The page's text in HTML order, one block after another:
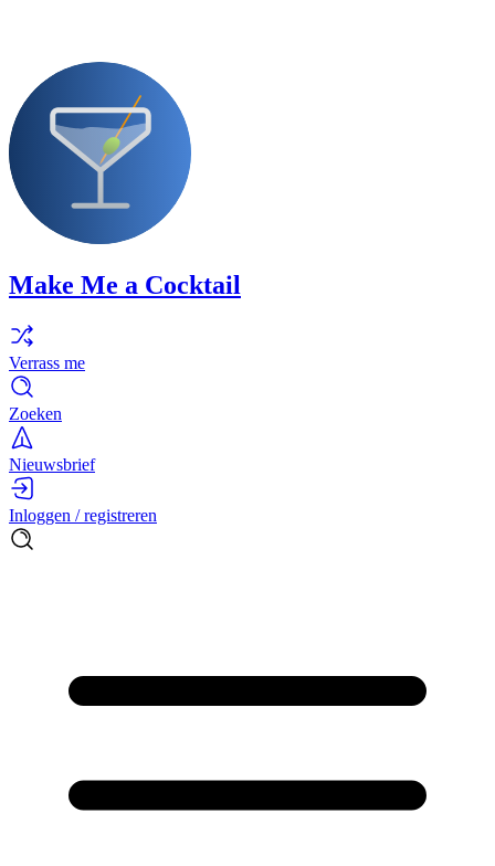
Make Me a Cocktail
Verrass me
Zoeken
Nieuwsbrief
Inloggen / registreren